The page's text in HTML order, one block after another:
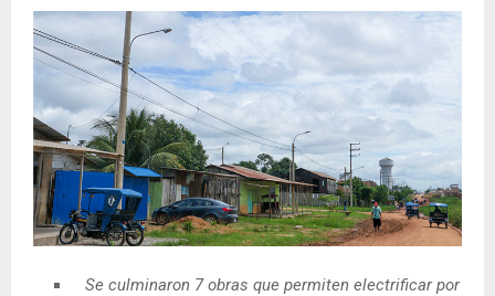
Se culminaron 7 obras que permiten electrificar por